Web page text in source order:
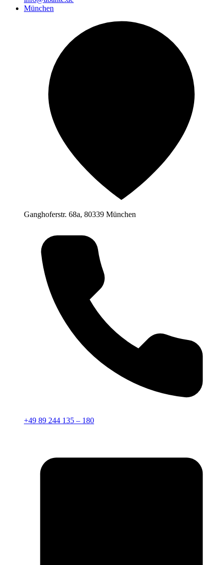
München
Ganghoferstr. 68a, 80339 München
+49 89 244 135 – 180